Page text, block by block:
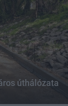
úthálózata